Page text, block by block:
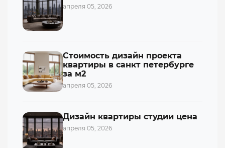
апреля 05, 2026
Стоимость дизайн проекта
квартиры в санкт петербурге
за м2
апреля 05, 2026
Дизайн квартиры студии цена
апреля 05, 2026